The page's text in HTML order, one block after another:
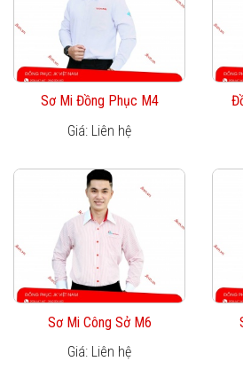
Sơ Mi Đồng Phục M4
Giá: Liên hệ
Sơ Mi Công Sở M6
Giá: Liên hệ